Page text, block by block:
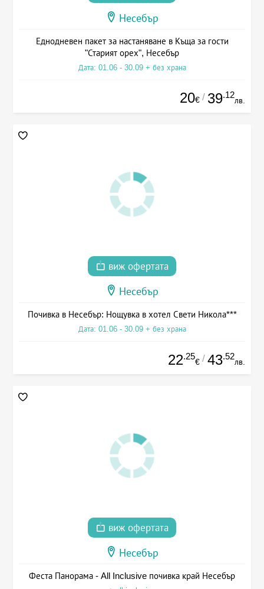
Несебър
Еднодневен пакет за настаняване в Къща за гости
"Старият орех", Несебър
Дата: 01.06 - 30.09 + без храна
20€ / 39.12
лв.
виж офертата
Несебър
Почивка в Несебър: Нощувка в хотел Свети Никола***
Дата: 01.06 - 30.09 + без храна
22.25
€ / 43.52
лв.
виж офертата
Несебър
Феста Панорама - All Inclusive почивка край Несебър